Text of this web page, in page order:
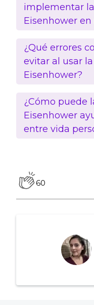
implementar
Eisenhower
¿Qué errores
evitar al usar
Eisenhower?
¿Cómo puede
Eisenhower
entre vida
60